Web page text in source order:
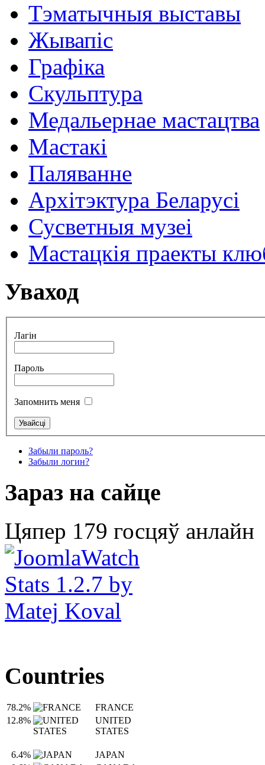
Тэматычныя выставы
Жывапіс
Графіка
Скульптура
Медальернае мастацтва
Мастакі
Паляванне
Архітэктура Беларусі
Сусветныя музеі
Мастацкія праекты
Уваход
Лагін
Пароль
Запомнить меня
Забыли пароль?
Забыли логин?
Зараз на сайце
Цяпер 179 госцяў анлайн
Countries
78.2%
FRANCE
12.8%
UNITED
STATES
6.4%
JAPAN